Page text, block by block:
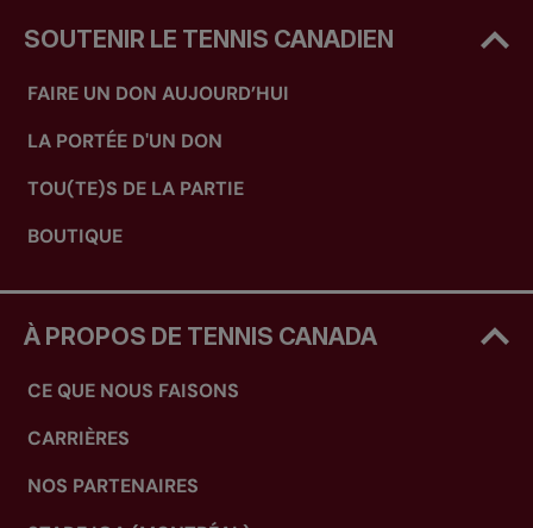
SOUTENIR LE TENNIS CANADIEN
FAIRE UN DON AUJOURD’HUI
LA PORTÉE D'UN DON
TOU(TE)S DE LA PARTIE
BOUTIQUE
À PROPOS DE TENNIS CANADA
CE QUE NOUS FAISONS
CARRIÈRES
NOS PARTENAIRES